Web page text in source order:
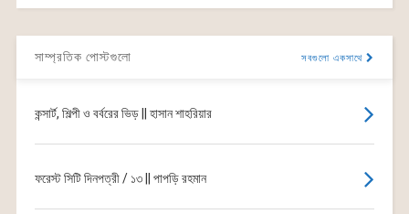
সাম্প্রতিক পোস্টগুলো সবগুলো একসাথে
কন্সার্ট, শিল্পী ও বর্বরের ভিড় || হাসান শাহরিয়ার
ফরেস্ট সিটি দিনপত্রী / ১৩ || পাপড়ি রহমান